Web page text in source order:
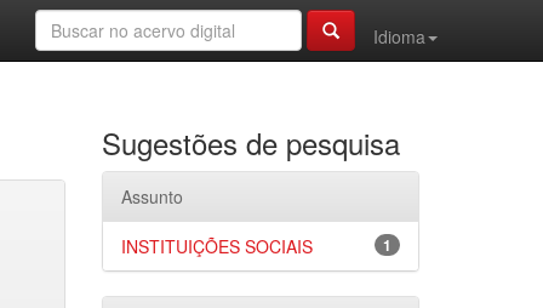
Idioma
Sugestões de pesquisa
Assunto
1
INSTITUIÇÕES SOCIAIS